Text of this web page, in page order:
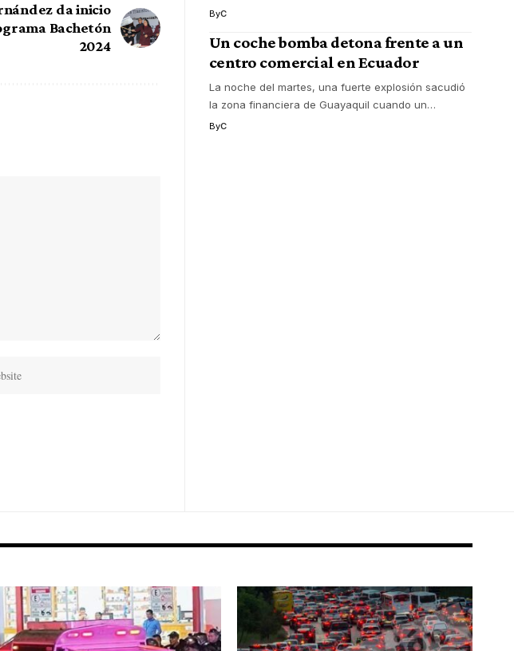
da inicio
Bachetón
2024
ByC
Un coche bomba detona frente a un
centro comercial en Ecuador
La noche del martes, una fuerte explosión sacudió
la zona financiera de Guayaquil cuando un…
ByC